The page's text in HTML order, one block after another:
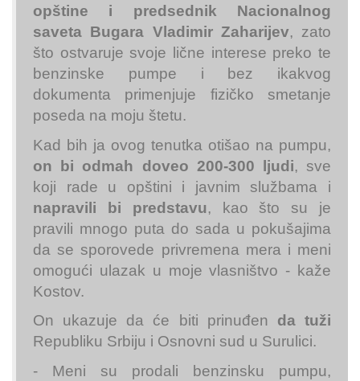
opštine i predsednik Nacionalnog
saveta Bugara Vladimir Zaharijev, zato
što ostvaruje svoje lične interese preko te
benzinske pumpe i bez ikakvog
dokumenta primenjuje fizičko smetanje
poseda na moju štetu.
Kad bih ja ovog tenutka otišao na pumpu,
on bi odmah doveo 200-300 ljudi, sve
koji rade u opštini i javnim službama i
napravili bi predstavu, kao što su je
pravili mnogo puta do sada u pokušajima
da se sporovede privremena mera i meni
omogući ulazak u moje vlasništvo - kaže
Kostov.
On ukazuje da će biti prinuđen da tuži
Republiku Srbiju i Osnovni sud u Surulici.
- Meni su prodali benzinsku pumpu,